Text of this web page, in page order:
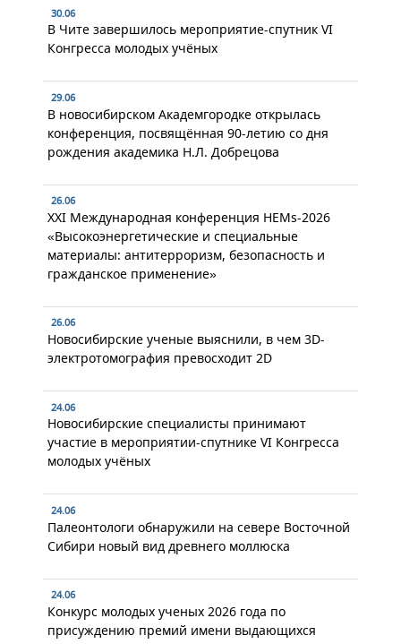
30.06
В Чите завершилось мероприятие-спутник VI
Конгресса молодых учёных
29.06
В новосибирском Академгородке открылась
конференция, посвящённая 90-летию со дня
рождения академика Н.Л. Добрецова
26.06
XXI Международная конференция HEMs-2026
«Высокоэнергетические и специальные
материалы: антитерроризм, безопасность и
гражданское применение»
26.06
Новосибирские ученые выяснили, в чем 3D-
электротомография превосходит 2D
24.06
Новосибирские специалисты принимают
участие в мероприятии-спутнике VI Конгресса
молодых учёных
24.06
Палеонтологи обнаружили на севере Восточной
Сибири новый вид древнего моллюска
24.06
Конкурс молодых ученых 2026 года по
присуждению премий имени выдающихся